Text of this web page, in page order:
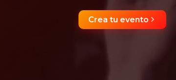
Crea tu evento